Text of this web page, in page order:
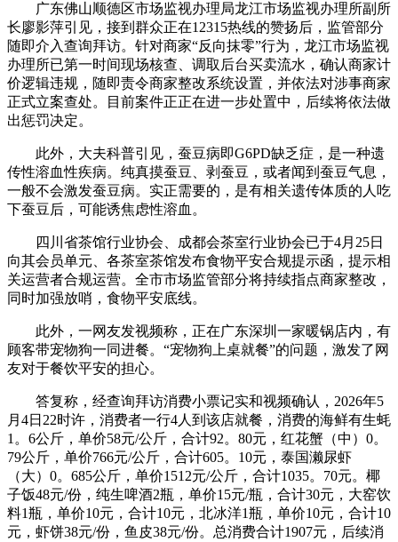
广东佛山顺德区市场监视办理局龙江市场监视办理所副所
长廖影萍引见，接到群众正在12315热线的赞扬后，监管部分
随即介入查询拜访。针对商家“反向抹零”行为，龙江市场监视
办理所已第一时间现场核查、调取后台买卖流水，确认商家计
价逻辑违规，随即责令商家整改系统设置，并依法对涉事商家
正式立案查处。目前案件正正在进一步处置中，后续将依法做
出惩罚决定。
此外，大夫科普引见，蚕豆病即G6PD缺乏症，是一种遗
传性溶血性疾病。纯真摸蚕豆、剥蚕豆，或者闻到蚕豆气息，
一般不会激发蚕豆病。实正需要的，是有相关遗传体质的人吃
下蚕豆后，可能诱焦虑性溶血。
四川省茶馆行业协会、成都会茶室行业协会已于4月25日
向其会员单元、各茶室茶馆发布食物平安合规提示函，提示相
关运营者合规运营。全市市场监管部分将持续指点商家整改，
同时加强放哨，食物平安底线。
此外，一网友发视频称，正在广东深圳一家暖锅店内，有
顾客带宠物狗一同进餐。“宠物狗上桌就餐”的问题，激发了网
友对于餐饮平安的担心。
答复称，经查询拜访消费小票记实和视频确认，2026年5
月4日22时许，消费者一行4人到该店就餐，消费的海鲜有生蚝
1。6公斤，单价58元/公斤，合计92。80元，红花蟹（中）0。
79公斤，单价766元/公斤，合计605。10元，泰国濑尿虾
（大）0。685公斤，单价1512元/公斤，合计1035。70元。椰
子饭48元/份，纯生啤酒2瓶，单价15元/瓶，合计30元，大窑饮
料1瓶，单价10元，合计10元，北冰洋1瓶，单价10元，合计10
元，虾饼38元/份，鱼皮38元/份。总消费合计1907元，后续消